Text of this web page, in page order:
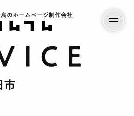
島のホームページ制作会社
市